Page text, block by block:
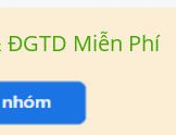
Miễn Phí